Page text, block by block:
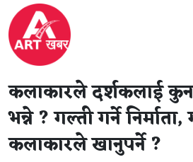
कलाकारले दर्शकलाई कुन
भन्ने ? गल्ती गर्ने
कलाकारले खानुपर्ने ?